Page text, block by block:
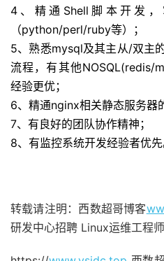
4、精通Shell脚本开发
（python/perl/ruby等）；
5、熟悉mysql及其主从/双主
流程，有其他NOSQL(redis/
经验更优；
6、精通nginx相关静态服务器
7、有良好的团队协作精神；
8、有监控系统开发经验者优先
转载请注明：西数超哥博客
研发中心招聘 Linux运维工程师